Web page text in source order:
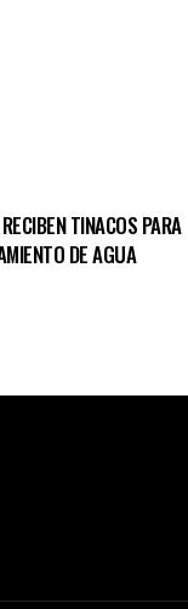
TINACOS PARA
DE AGUA